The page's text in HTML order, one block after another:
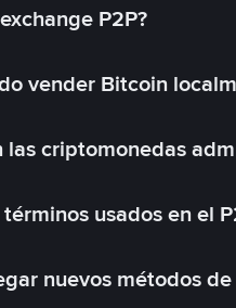
P2P?
vender Bitcoin
las criptomonedas
usados en el
nuevos métodos